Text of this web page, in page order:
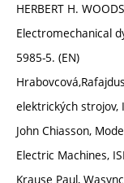
HERBERT H.
Electromechanical
5985-5. (EN)
elektrických strojov,
John Chiasson,
Electric Machines,
Krause Paul,